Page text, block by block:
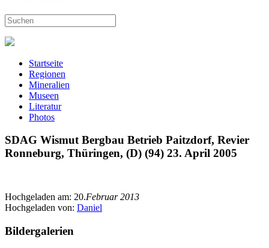
Startseite
Regionen
Mineralien
Museen
Literatur
Photos
SDAG Wismut Bergbau Betrieb Paitzdorf, Revier
Ronneburg, Thüringen, (D) (94) 23. April 2005
Hochgeladen am: 20.Februar 2013
Hochgeladen von: Daniel
Bildergalerien